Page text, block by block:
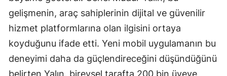
Yozgat
Zonguldak
Aksaray
gelişmenin, araç sahiplerinin dijital ve güvenilir
hizmet platformlarına olan ilgisini ortaya
koyduğunu ifade etti. Yeni mobil uygulamanın bu
deneyimi daha da güçlendireceğini düşündüğünü
belirten Yalın, bireysel tarafta 200 bin üyeye